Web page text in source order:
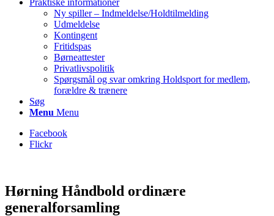
Praktiske informationer
Ny spiller – Indmeldelse/Holdtilmelding
Udmeldelse
Kontingent
Fritidspas
Børneattester
Privatlivspolitik
Spørgsmål og svar omkring Holdsport for medlem,
forældre & trænere
Søg
Menu Menu
Facebook
Flickr
Hørning Håndbold ordinære
generalforsamling